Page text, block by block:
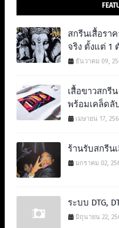
สกรีนเสื้อรา
จริง ตั้งแต่ 1
ธันวาคม 09,
เสื้อขาวสกรี
พร้อมเคล็ดลั
เมษายน 17,
ร้านรับสกรีน
มกราคม 02,
ระบบ DTG,
มิถุนายน 22,